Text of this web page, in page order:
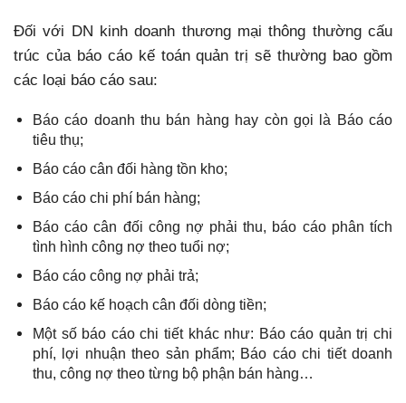
Đối với DN kinh doanh thương mại thông thường cấu
trúc của báo cáo kế toán quản trị sẽ thường bao gồm
các loại báo cáo sau:
Báo cáo doanh thu bán hàng hay còn gọi là Báo cáo
tiêu thụ;
Báo cáo cân đối hàng tồn kho;
Báo cáo chi phí bán hàng;
Báo cáo cân đối công nợ phải thu, báo cáo phân tích
tình hình công nợ theo tuổi nợ;
Báo cáo công nợ phải trả;
Báo cáo kế hoạch cân đối dòng tiền;
Một số báo cáo chi tiết khác như: Báo cáo quản trị chi
phí, lợi nhuận theo sản phẩm; Báo cáo chi tiết doanh
thu, công nợ theo từng bộ phận bán hàng…